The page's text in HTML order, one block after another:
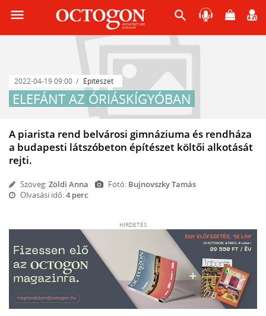
menu search
2022-04-19 09:00 Építészet
ELEFÁNT AZ ÓRIÁSKÍGYÓBAN
A piarista rend belvárosi gimnáziuma és rendháza
a budapesti látszóbeton építészet költői alkotását
rejti.
Szöveg:Zöldi Anna Fotó: Bujnovszky Tamás
Olvasási idő:4 perc
HIRDETÉS